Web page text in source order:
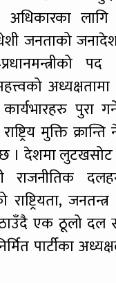
लागि
जनताको जनादेश
पुरा
मुक्ति
। देशमा लुटखसोट
राजनीतिक
एक ठूलो दल
पार्टीका